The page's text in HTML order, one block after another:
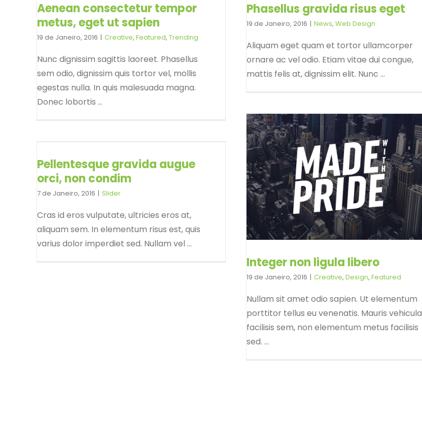
Aenean consectetur tempor
metus, eget ut sapien
19 de Janeiro, 2016 | Creative, Featured, Trending
Nunc dignissim sagittis laoreet. Phasellus
sem odio, dignissim quis tortor vel, mollis
egestas nulla. In quis malesuada magna.
Donec lobortis ...
Phasellus gravida risus eget
19 de Janeiro, 2016 | News, Web Design
Aliquam eget quam et tortor ullamcorper
ornare ac vel odio. Etiam vitae dui congue,
mattis felis at, dignissim elit. Nunc ...
Integer non ligula libero
19 de Janeiro, 2016 | Creative, Design, Featured
Nullam sit amet odio sapien. Ut elementum
porttitor tellus eu venenatis. Mauris vehicula
facilisis sem, non elementum metus facilisis
sed. ...
Pellentesque gravida augue
orci, non condim
7 de Janeiro, 2016 | Slider
Cras id eros vulputate, ultricies eros at,
aliquam sem. In elementum risus est, quis
varius dolor imperdiet sed. Nullam vel ...